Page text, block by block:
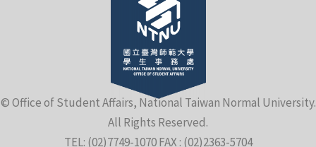
© Office of Student Affairs, National Taiwan Normal University.
All Rights Reserved.
TEL: (02)7749-1070 FAX : (02)2363-5704